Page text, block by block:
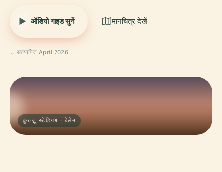
ऑडियो गाइड सुनें मानचित्र देखें
सत्यापित April 2026
कुरुज़ू स्टेडियम · बेलेम